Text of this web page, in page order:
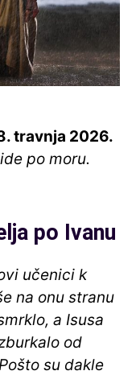
travnja 2026.
po moru.
po Ivanu
učenici k
na onu stranu
a Isusa
od
su dakle